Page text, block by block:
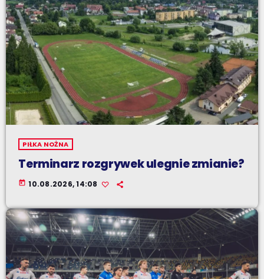
PIŁKA NOŻNA
Terminarz rozgrywek ulegnie zmianie?
today 10.08.2026, 14:08